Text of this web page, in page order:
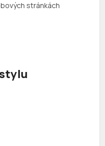
stránkách